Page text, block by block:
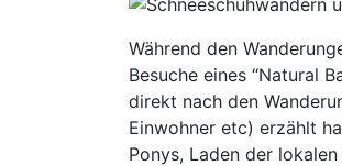
Während den
Besuche eines “Natural
direkt nach den
Einwohner etc) erzählt
Ponys, Laden der